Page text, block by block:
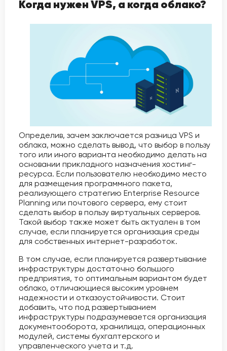
Когда нужен VPS, а когда облако?
Определив, зачем заключается разница VPS и
облака, можно сделать вывод, что выбор в пользу
того или иного варианта необходимо делать на
основании прикладного назначения хостинг-
ресурса. Если пользователю необходимо место
для размещения программного пакета,
реализующего стратегию Enterprise Resource
Planning или почтового сервера, ему стоит
сделать выбор в пользу виртуальных серверов.
Такой выбор также может быть актуален в том
случае, если планируется организация среды
для собственных интернет-разработок.
В том случае, если планируется развертывание
инфраструктуры достаточно большого
предприятия, то оптимальным вариантом будет
облако, отличающиеся высоким уровнем
надежности и отказоустойчивости. Стоит
добавить, что под развертыванием
инфраструктуры подразумевается организация
документооборота, хранилища, операционных
модулей, системы бухгалтерского и
управленческого учета и т.д.